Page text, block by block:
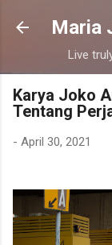
Maria
Live
Karya Joko
Tentang
- April 30, 2021